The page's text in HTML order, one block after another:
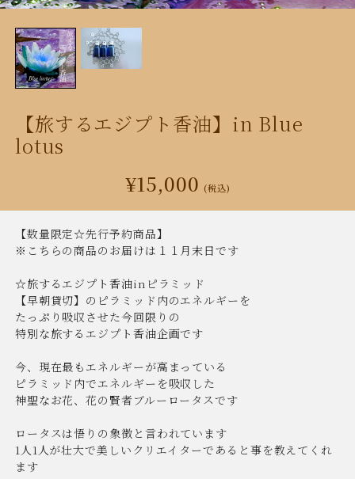
【旅するエジプト香油】in Blue
lotus
¥15,000 (税込)
【数量限定☆先行予約商品】
※こちらの商品のお届けは１１月末日です
☆旅するエジプト香油inピラミッド
【早朝貸切】のピラミッド内のエネルギーを
たっぷり吸収させた今回限りの
特別な旅するエジプト香油企画です
今、現在最もエネルギーが高まっている
ピラミッド内でエネルギーを吸収した
神聖なお花、花の賢者ブルーロータスです
ロータスは悟りの象徴と言われています
1人1人が壮大で美しいクリエイターであると事を教えてくれ
ます